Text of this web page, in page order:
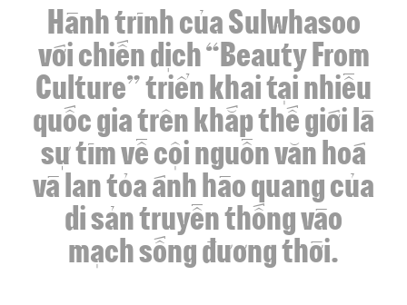
Hành trình của Sulwhasoo
với chiến dịch“Beauty From
Culture” triển khai tại nhiều
quốc gia trên khắp thế giới là
sự tìm về cội nguồn văn hoá
và lan tỏa ánh hào quang của
di sản truyền thống vào
mạch sống đương thời.